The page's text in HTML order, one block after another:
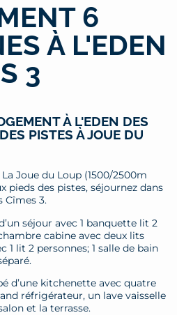
6
À L'EDEN
3
À L'EDEN DES
PISTES À JOUE DU
Joue du Loup (1500/2500m
pieds des pistes, séjournez dans
Cîmes 3.
séjour avec 1 banquette lit 2
cabine avec deux lits
1 lit 2 personnes; 1 salle de bain
d’une kitchenette avec quatre
réfrigérateur, un lave vaisselle
et la terrasse.